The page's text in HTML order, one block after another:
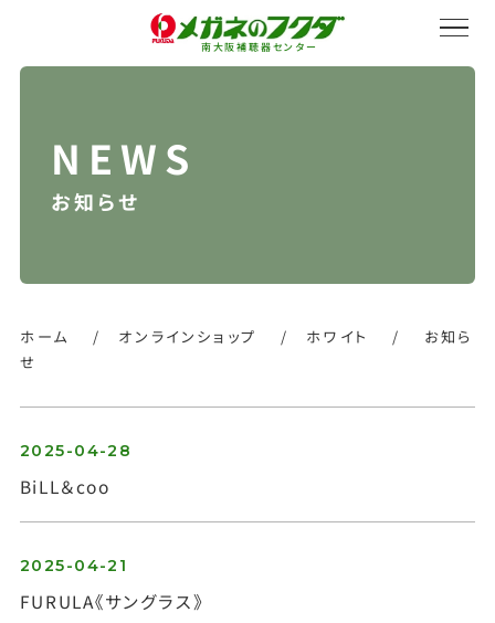
南大阪補聴器センター
サービス紹介
お問い合わせ
お知らせ
ホーム / オンラインショップ / ホワイト / お知ら
せ
2025-04-28
BiLL＆coo
2025-04-21
FURULA《サングラス》